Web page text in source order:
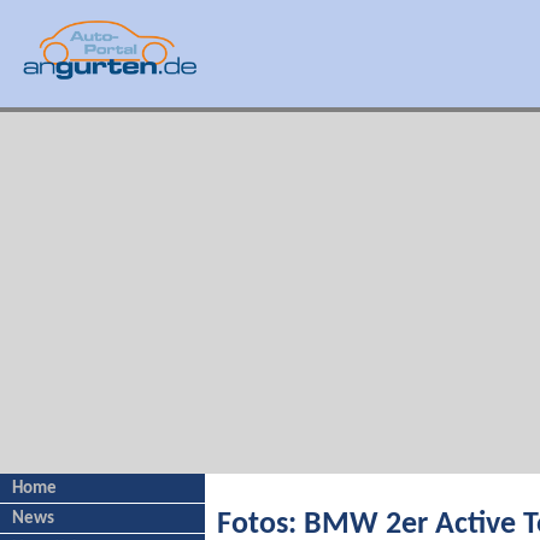
Home
News
Fotos: BMW 2er Active